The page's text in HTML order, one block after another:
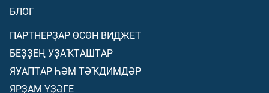
БЛОГ
ПАРТНЕРҘАР ӨСӨН ВИДЖЕТ
БЕҘҘЕҢ УҘАҠТАШТАР
ЯУАПТАР ҺӘМ ТӘҠДИМДӘР
ЯРҘАМ ҮҘӘГЕ